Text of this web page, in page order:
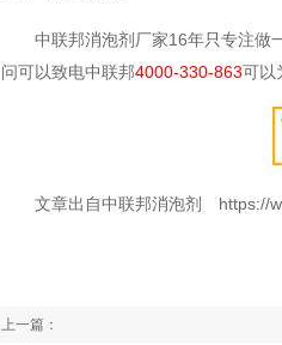
中联邦消泡剂厂家16年只专注做一
问可以致电中联邦4000-330-863可以
文章出自中联邦消泡剂 https://
上一篇：